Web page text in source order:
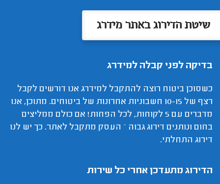
שיטת הדירוג באתר מידרג
בדיקה לפני קבלה למידרג
כשסוכן ביטוח רוצה להתקבל למידרג אנו דורשים לקבל
רצף של 10-15 חשבוניות אחרונות של ביטוחים. מתוכן, אנו
מדברים עם 5 לקוחות, לכל הפחות! אם כולם ממליצים
בחום ונותנים דירוג גבוה – העסק מתקבל לאתר. כך יש לנו
דירוג התחלתי.
הדירוג מתעדכן אחרי כל שירות